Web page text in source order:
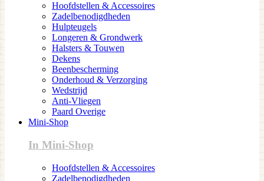
Hoofdstellen & Accessoires
Zadelbenodigdheden
Hulpteugels
Longeren & Grondwerk
Halsters & Touwen
Dekens
Beenbescherming
Onderhoud & Verzorging
Wedstrijd
Anti-Vliegen
Paard Overige
Mini-Shop
In Mini-Shop
Hoofdstellen & Accessoires
Zadelbenodigdheden